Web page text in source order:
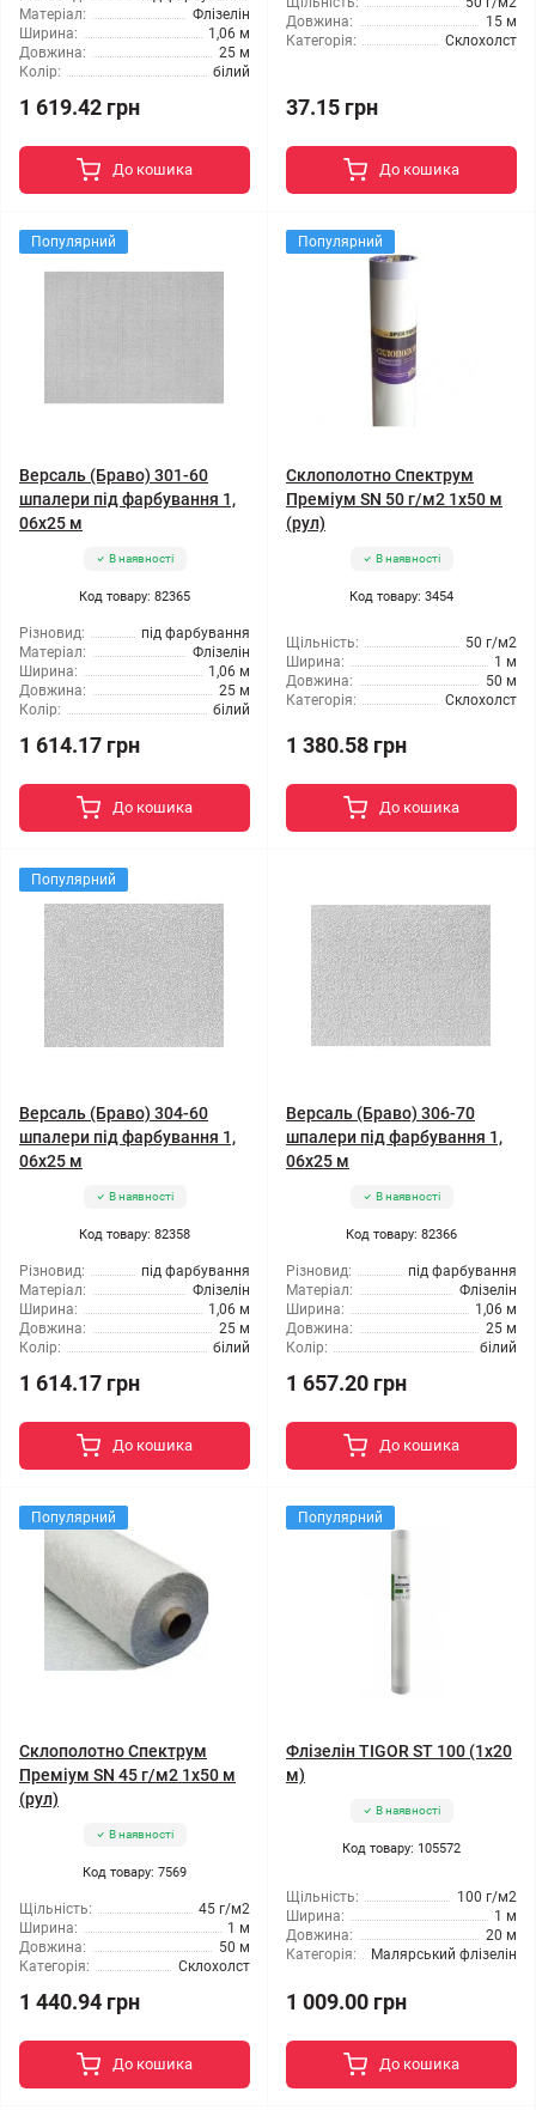
Матеріал:
Флізелін
Ширина:
1,06 м
Довжина:
25 м
Колір:
білий
1 619.42 грн
До кошика
Довжина:
15 м
Категорія:
Склохолст
37.15 грн
До кошика
Популярний
Версаль (Браво) 301-60
шпалери під фарбування 1,
06x25 м
В наявності
Код товару: 82365
Різновид:
під фарбування
Матеріал:
Флізелін
Ширина:
1,06 м
Довжина:
25 м
Колір:
білий
1 614.17 грн
До кошика
Популярний
Склополотно Спектрум
Преміум SN 50 г/м2 1x50 м
(рул)
В наявності
Код товару: 3454
Щільність:
50 г/м2
Ширина:
1 м
Довжина:
50 м
Категорія:
Склохолст
1 380.58 грн
До кошика
Популярний
Версаль (Браво) 304-60
шпалери під фарбування 1,
06x25 м
В наявності
Код товару: 82358
Різновид:
під фарбування
Матеріал:
Флізелін
Ширина:
1,06 м
Довжина:
25 м
Колір:
білий
1 614.17 грн
До кошика
Версаль (Браво) 306-70
шпалери під фарбування 1,
06x25 м
В наявності
Код товару: 82366
Різновид:
під фарбування
Матеріал:
Флізелін
Ширина:
1,06 м
Довжина:
25 м
Колір:
білий
1 657.20 грн
До кошика
Популярний
Склополотно Спектрум
Преміум SN 45 г/м2 1x50 м
(рул)
В наявності
Код товару: 7569
Щільність:
45 г/м2
Ширина:
1 м
Довжина:
50 м
Категорія:
Склохолст
1 440.94 грн
До кошика
Популярний
Флізелін TIGOR ST 100 (1x20
м)
В наявності
Код товару: 105572
Щільність:
100 г/м2
Ширина:
1 м
Довжина:
20 м
Категорія:
Малярський флізелін
1 009.00 грн
До кошика